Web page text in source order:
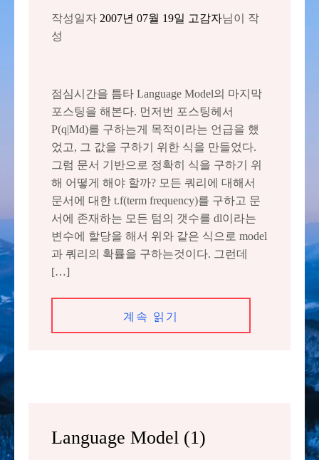
작성일자 2007년 07월 19일 고감자님이 작
성
점심시간을 틈타 Language Model의 마지막
포스팅을 해본다. 먼저번 포스팅헤서
P(q|Md)를 구하는게 목적이라는 언급을 했
었고, 그 값을 구하기 위한 식을 만들었다.
그럼 문서 기반으로 정확히 식을 구하기 위
해 어떻게 해야 할까? 모든 쿼리에 대해서
문서에 대한 t.f(term frequency)를 구하고 문
서에 존재하는 모든 텀의 갯수를 dl이라는
변수에 할당을 해서 위와 같은 식으로 model
과 쿼리의 확률을 구하는것이다. 그런데
[…]
계속 읽기
Language Model (1)